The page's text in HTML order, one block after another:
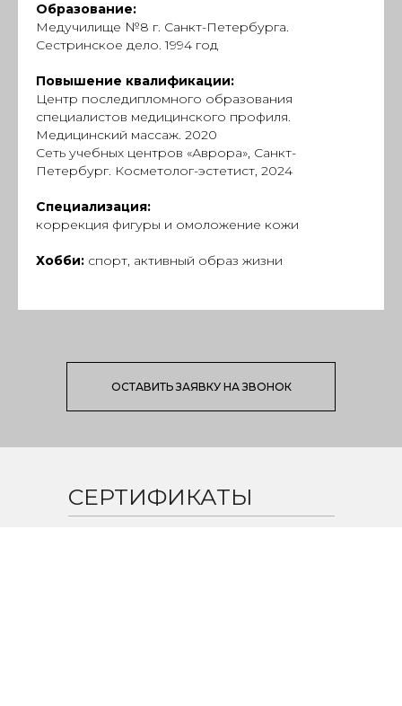
Образование:
Медучилище №8 г. Санкт-Петербурга.
Сестринское дело. 1994 год
Повышение квалификации:
Центр последипломного образования
специалистов медицинского профиля.
Медицинский массаж. 2020
Сеть учебных центров «Аврора», Санкт-
Петербург. Косметолог-эстетист, 2024
Специализация:
коррекция фигуры и омоложение кожи
Хобби: cпорт, активный образ жизни
ОСТАВИТЬ ЗАЯВКУ НА ЗВОНОК
СЕРТИФИКАТЫ